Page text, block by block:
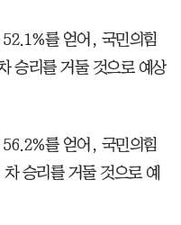
를 얻어, 국민의힘
승리를 거둘 것으로 예상
를 얻어, 국민의힘
승리를 거둘 것으로 예